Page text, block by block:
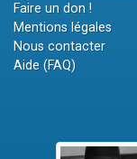
Faire un don !
Mentions légales
Nous contacter
Aide (FAQ)